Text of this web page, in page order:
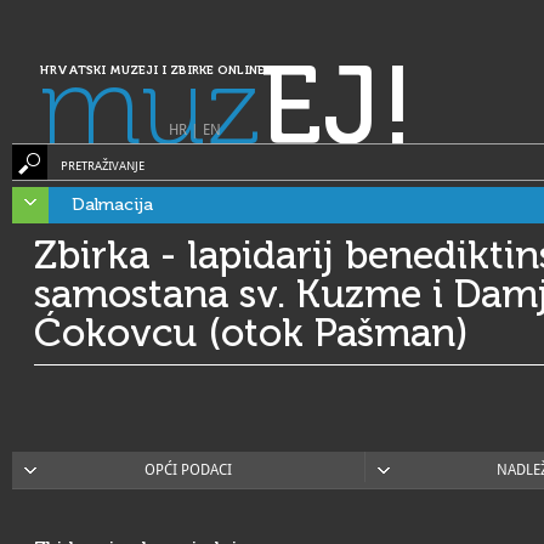
HRVATSKI MUZEJI I ZBIRKE ONLINE
muzEJ!
HR| EN
PRETRAŽIVANJE
Dalmacija
Zbirka - lapidarij
samostana sv. Kuzme i
Ćokovcu (otok Pašman)
OPĆI PODACI